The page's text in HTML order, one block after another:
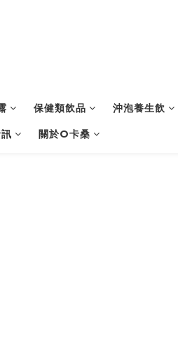
保健類飲品 沖泡養生飲
關於O卡桑